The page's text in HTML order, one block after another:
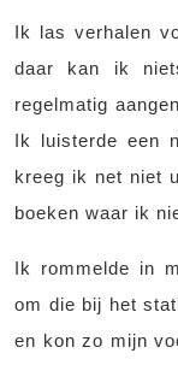
Ik las verhalen
daar kan ik
regelmatig
Ik luisterde een
kreeg ik net niet
boeken waar ik
Ik rommelde in
om die bij het
en kon zo mijn